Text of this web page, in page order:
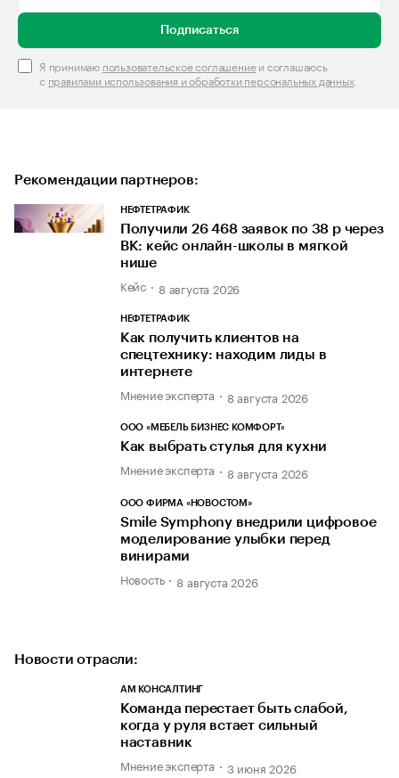
Подписаться
Я принимаю пользовательское соглашениеи соглашаюсь
с правилами использования и обработки персональных данных.
Рекомендации партнеров:
НЕФТЕТРАФИК
Получили 26 468 заявок по 38 р через
ВК: кейс онлайн-школы в мягкой
нише
Кейс 8 августа 2026
НЕФТЕТРАФИК
Как получить клиентов на
спецтехнику: находим лиды в
интернете
Мнение эксперта 8 августа 2026
ООО «МЕБЕЛЬ БИЗНЕС КОМФОРТ»
Как выбрать стулья для кухни
Мнение эксперта 8 августа 2026
ООО ФИРМА «НОВОСТОМ»
Smile Symphony внедрили цифровое
моделирование улыбки перед
винирами
Новость 8 августа 2026
Новости отрасли:
АМ КОНСАЛТИНГ
Команда перестает быть слабой,
когда у руля встает сильный
наставник
Мнение эксперта 3 июня 2026